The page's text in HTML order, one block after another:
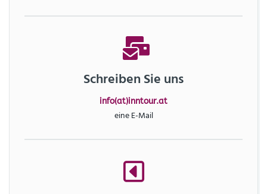
Schreiben Sie uns
info(at)inntour.at
eine E-Mail